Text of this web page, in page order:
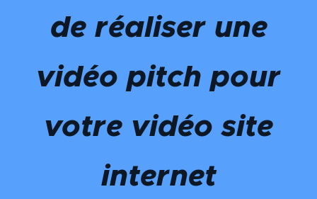
de réaliser une
vidéo pitch pour
votre vidéo site
internet